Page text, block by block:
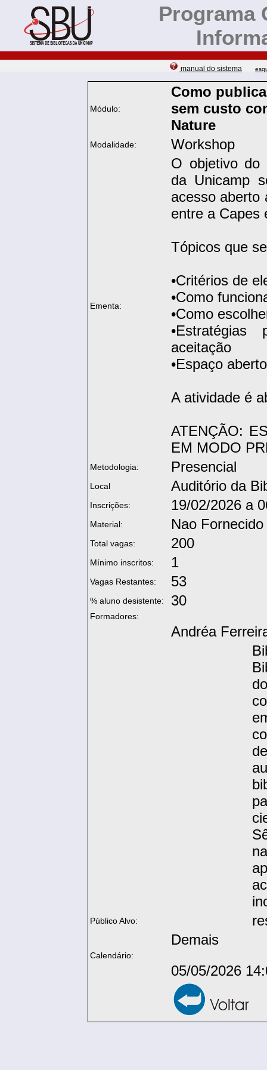
Programa
manual do sistema
Módulo:
Como
sem custo
Nature
Modalidade: Workshop
Ementa:
O objetivo do
da Unicamp
acesso aberto
entre a Capes
Tópicos que
•Critérios de
•Como
•Como
aceitação
•Espaço
A atividade é
ATENÇÃO:
EM MODO
Metodologia: Presencial
Local Auditório da
Inscrições: 19/02/2026 a
Material: Nao Fornecido
Total vagas: 200
Mínimo inscritos: 1
Vagas Restantes: 53
% aluno desistente: 30
Formadores:
Andréa
Público Alvo:
Demais
Calendário:
05/05/2026